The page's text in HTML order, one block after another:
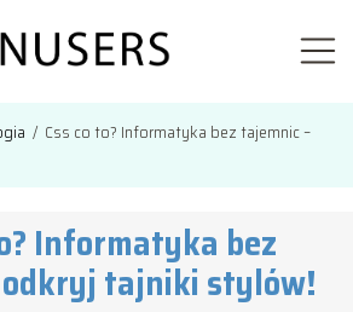
/ Css co to? Informatyka bez tajemnic –
Informatyka bez
tajniki stylów!